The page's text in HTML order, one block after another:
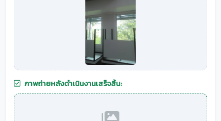
ภาพถ่ายหลังดำเนินงานเสร็จสิ้น: